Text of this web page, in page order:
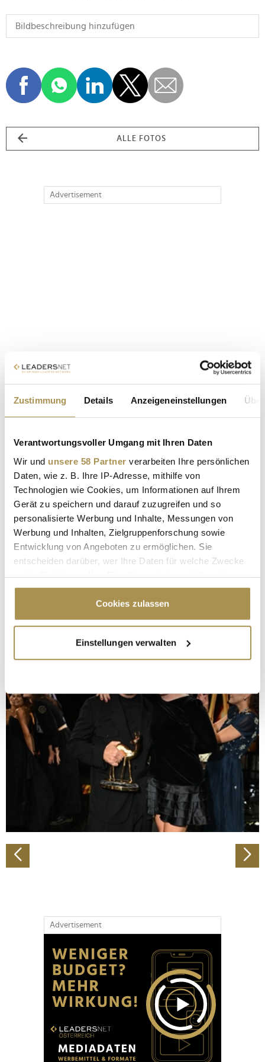
Zustimmung Details Anzeigeneinstellungen
Verantwortungsvoller Umgang mit Ihren Daten
Wir und unsere 58 Partner verarbeiten Ihre persönlichen
Daten, wie z. B. Ihre IP-Adresse, mithilfe von
Technologien wie Cookies, um Informationen auf Ihrem
Gerät zu speichern und darauf zuzugreifen und so
personalisierte Werbung und Inhalte, Messungen von
Werbung und Inhalten, Zielgruppenforschung sowie
Entwicklung von Angeboten zu ermöglichen. Sie
entscheiden darüber, wer Ihre Daten für welche Zwecke
Cookie-Erklärung oder durch Klicken auf das Privacy
Trigger Symbol ändern oder widerrufen
Informationen über Ihre geografische Lage
erfassen, welche bis auf einige Meter genau sein
bestimmten Merkmalen (Fingerprinting) identifizieren
Erfahren Sie mehr darüber, wie Ihre persönlichen Daten
verarbeitet werden, und legen Sie Ihre Präferenzen im
Abschnitt Einzelheiten fest.
Wir verwenden Cookies, um Inhalte und Anzeigen zu
personalisieren, Funktionen für soziale Medien anbieten
zu können und die Zugriffe auf unsere Website zu
analysieren. Außerdem geben wir Informationen zu Ihrer
Verwendung unserer Website an unsere Partner für
soziale Medien, Werbung und Analysen weiter. Unsere
Partner führen diese Informationen möglicherweise mit
Cookies zulassen
Einstellungen verwalten
ALLE FOTOS
Advertisement
Advertisement